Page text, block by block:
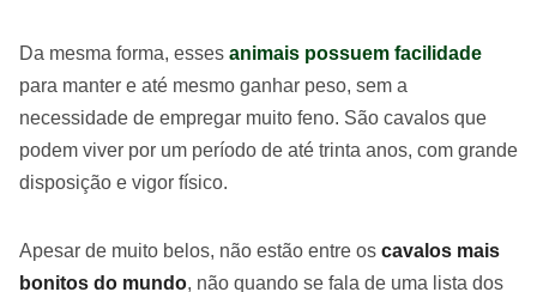
Da mesma forma, esses animais possuem facilidade
para manter e até mesmo ganhar peso, sem a
necessidade de empregar muito feno. São cavalos que
podem viver por um período de até trinta anos, com grande
disposição e vigor físico.
Apesar de muito belos, não estão entre os cavalos mais
bonitos do mundo, não quando se fala de uma lista dos